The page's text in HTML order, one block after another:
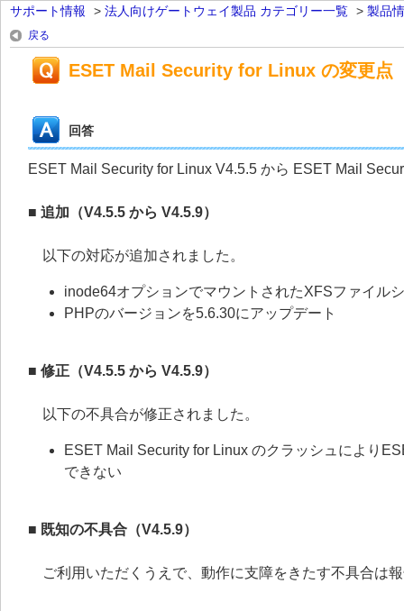
サポート情報 > 法人向けゲートウェイ製品 カテゴリー一覧 > 製品
戻る
ESET Mail Security for Linux の変更点
回答
ESET Mail Security for Linux V4.5.5 から ESET Mail
■ 追加（V4.5.5 から V4.5.9）
以下の対応が追加されました。
inode64オプションでマウントされたXFSファイル
PHPのバージョンを5.6.30にアップデート
■ 修正（V4.5.5 から V4.5.9）
以下の不具合が修正されました。
ESET Mail Security for Linux のクラッシュにより
できない
■ 既知の不具合（V4.5.9）
ご利用いただくうえで、動作に支障をきたす不具合は